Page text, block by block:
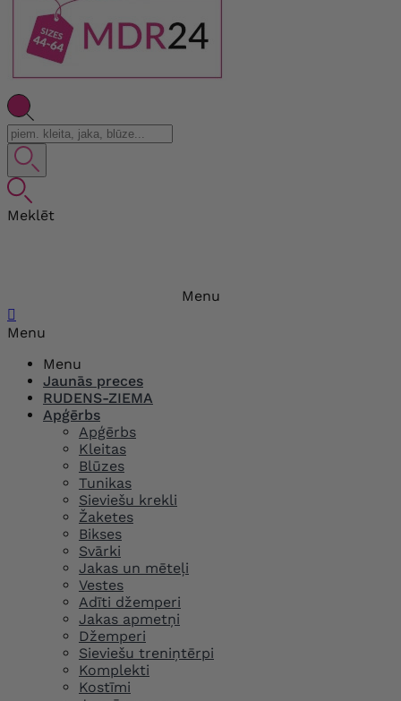
Meklēt
Menu

Menu
Menu
Jaunās preces
RUDENS-ZIEMA
Apģērbs
Apģērbs
Kleitas
Blūzes
Tunikas
Sieviešu krekli
Žaketes
Bikses
Svārki
Jakas un mēteļi
Vestes
Adīti džemperi
Jakas apmetņi
Džemperi
Sieviešu treniņtērpi
Komplekti
Kostīmi